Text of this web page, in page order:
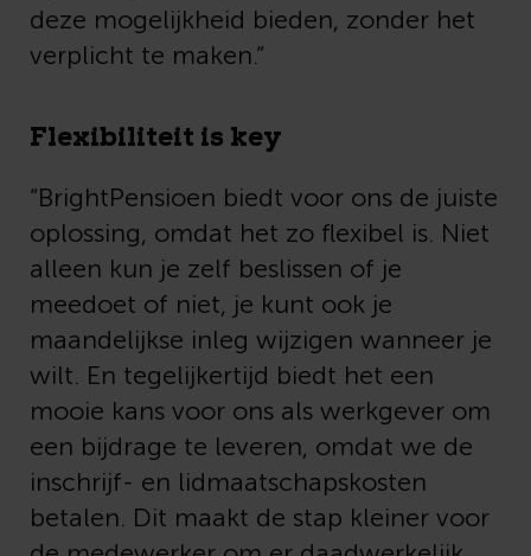
deze mogelijkheid bieden, zonder het
verplicht te maken.”
Flexibiliteit is key
“BrightPensioen biedt voor ons de juiste
oplossing, omdat het zo flexibel is. Niet
alleen kun je zelf beslissen of je
meedoet of niet, je kunt ook je
maandelijkse inleg wijzigen wanneer je
wilt. En tegelijkertijd biedt het een
mooie kans voor ons als werkgever om
een bijdrage te leveren, omdat we de
inschrijf- en lidmaatschapskosten
betalen. Dit maakt de stap kleiner voor